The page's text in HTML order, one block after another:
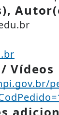
Vídeos